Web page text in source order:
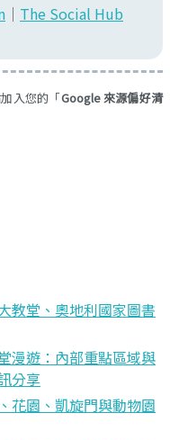
｜ The Social Hub
入您的「Google 來源偏好清
教堂、奧地利國家圖書
漫遊：內部重點區域與
分享
花園、凱旋門與動物園